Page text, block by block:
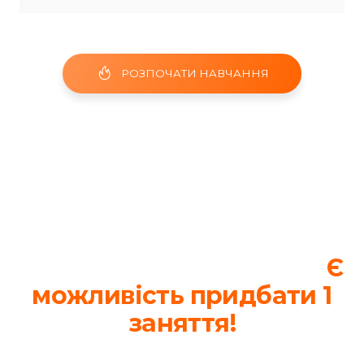
РОЗПОЧАТИ НАВЧАННЯ
Є
можливість придбати 1
заняття!